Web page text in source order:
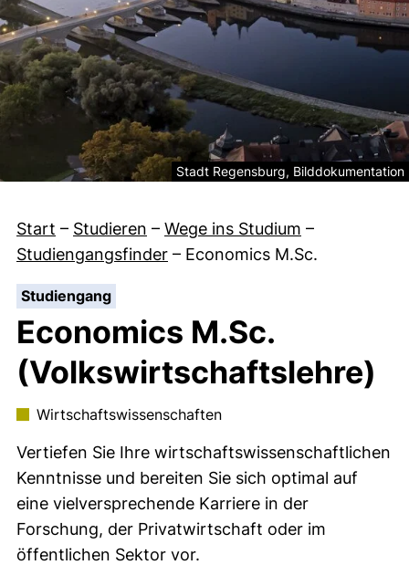
Rechtliche Information zum
Stadt Regensburg, Bilddokumentation
Start – Studieren – Wege ins Studium –
Studiengangsfinder – Economics M.Sc.
Studiengang:
Economics M.Sc.
(Volkswirtschaftslehre)
Wirtschaftswissenschaften
Vertiefen Sie Ihre wirtschaftswissenschaftlichen
Kenntnisse und bereiten Sie sich optimal auf
eine vielversprechende Karriere in der
Forschung, der Privatwirtschaft oder im
öffentlichen Sektor vor.